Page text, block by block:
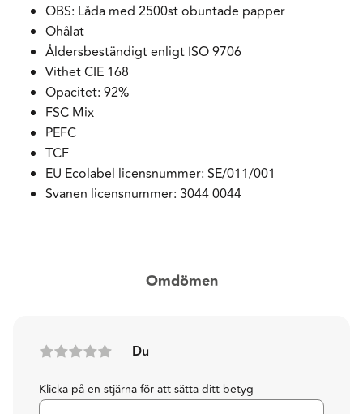
OBS: Låda med 2500st obuntade papper
Ohålat
Åldersbeständigt enligt ISO 9706
Vithet CIE 168
Opacitet: 92%
FSC Mix
PEFC
TCF
EU Ecolabel licensnummer: SE/011/001
Svanen licensnummer: 3044 0044
Omdömen
Du
Klicka på en stjärna för att sätta ditt betyg